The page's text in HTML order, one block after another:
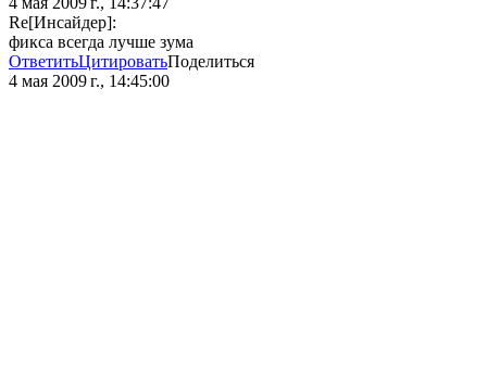
Re[Инсайдер]:
фикса всегда лучше зума
ОтветитьЦитироватьПоделиться
4 мая 2009 г., 14:45:00